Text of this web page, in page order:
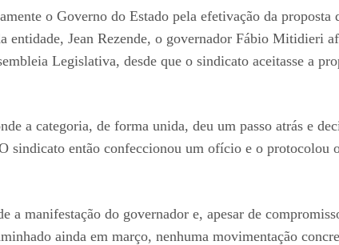
o Governo do Estado pela efetivação da proposta
entidade, Jean Rezende, o governador Fábio Mitidieri
Legislativa, desde que o sindicato aceitasse a
a categoria, de forma unida, deu um passo atrás e
sindicato então confeccionou um ofício e o protocolou
a manifestação do governador e, apesar de
ainda em março, nenhuma movimentação